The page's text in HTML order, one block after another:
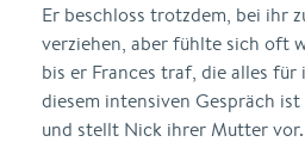
Er beschloss trotzdem, bei ihr
verziehen, aber fühlte sich oft
bis er Frances traf, die alles
diesem intensiven Gespräch
und stellt Nick ihrer Mutter vor.